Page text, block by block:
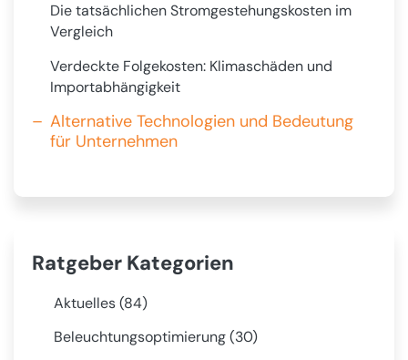
Die tatsächlichen Stromgestehungskosten im
Vergleich
Verdeckte Folgekosten: Klimaschäden und
Importabhängigkeit
Alternative Technologien und Bedeutung
für Unternehmen
Ratgeber Kategorien
Aktuelles (84)
Beleuchtungsoptimierung (30)